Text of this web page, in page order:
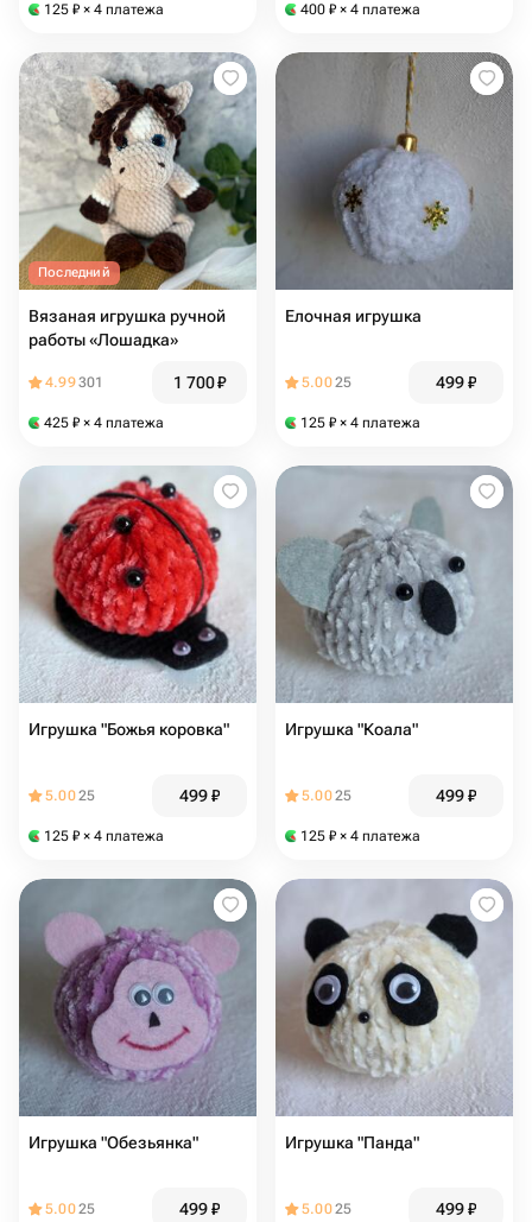
125 ₽ × 4 платежа 400 ₽ × 4 платежа
Последний
Вязаная игрушка ручной
работы «Лошадка»
4.99301 1 700₽
425 ₽ × 4 платежа
Елочная игрушка
5.0025 499₽
125 ₽ × 4 платежа
Игрушка "Божья коровка"
5.0025 499₽
125 ₽ × 4 платежа
Игрушка "Коала"
5.0025 499₽
125 ₽ × 4 платежа
Игрушка "Обезьянка"
5.0025 499₽
Игрушка "Панда"
5.0025 499₽